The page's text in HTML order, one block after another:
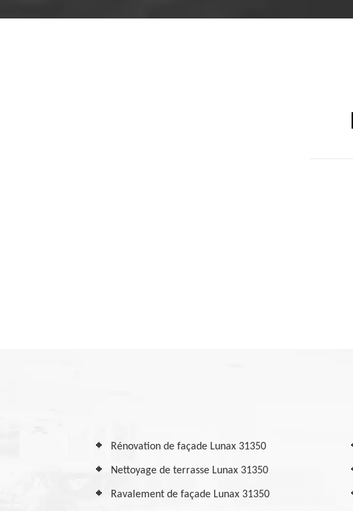
Rénovation de façade Lunax 31350
Nettoyage de terrasse Lunax 31350
Ravalement de façade Lunax 31350